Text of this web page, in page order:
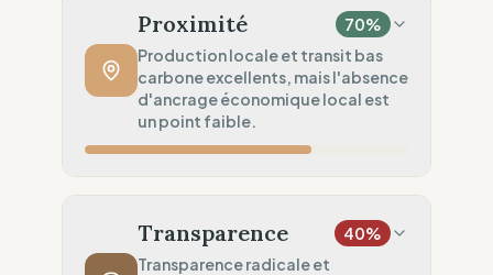
Slow Fashion (Permanent / Pré-commande)
Robustesse du Produit 100
Qualité supérieure (Workwear / Haute
densité)
Services Circulaires
Proximité 70%
Production locale et transit bas
carbone excellents, mais l'absence
d'ancrage économique local est
un point faible.
Production locale (Faible empreinte)
Politique de Transport
Transparence 40%
Transparence radicale et